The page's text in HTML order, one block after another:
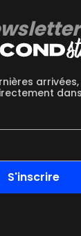
S'inscrire